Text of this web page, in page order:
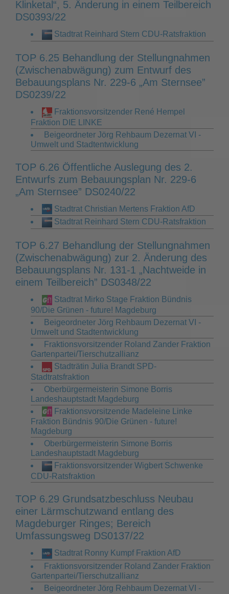
Klinketal“, 5. Änderung in einem Teilbereich
DS0393/22
Stadtrat Reinhard Stern CDU-Ratsfraktion
TOP 6.25 Behandlung der Stellungnahmen
(Zwischenabwägung) zum Entwurf des
Bebauungsplans Nr. 229-6 „Am Sternsee”
DS0239/22
Fraktionsvorsitzender René Hempel
Fraktion DIE LINKE
Beigeordneter Jörg Rehbaum Dezernat VI -
Umwelt und Stadtentwicklung
TOP 6.26 Öffentliche Auslegung des 2.
Entwurfs zum Bebauungsplan Nr. 229-6
„Am Sternsee” DS0240/22
Stadtrat Christian Mertens Fraktion AfD
Stadtrat Reinhard Stern CDU-Ratsfraktion
TOP 6.27 Behandlung der Stellungnahmen
(Zwischenabwägung) zur 2. Änderung des
Bebauungsplans Nr. 131-1 „Nachtweide in
einem Teilbereich” DS0348/22
Stadtrat Mirko Stage Fraktion Bündnis
90/Die Grünen - future! Magdeburg
Beigeordneter Jörg Rehbaum Dezernat VI -
Umwelt und Stadtentwicklung
Fraktionsvorsitzender Roland Zander Fraktion
Gartenpartei/Tierschutzallianz
Stadträtin Julia Brandt SPD-
Stadtratsfraktion
Oberbürgermeisterin Simone Borris
Landeshauptstadt Magdeburg
Fraktionsvorsitzende Madeleine Linke
Fraktion Bündnis 90/Die Grünen - future!
Magdeburg
Oberbürgermeisterin Simone Borris
Landeshauptstadt Magdeburg
Fraktionsvorsitzender Wigbert Schwenke
CDU-Ratsfraktion
TOP 6.29 Grundsatzbeschluss Neubau
einer Lärmschutzwand entlang des
Magdeburger Ringes; Bereich
Umfassungsweg DS0137/22
Stadtrat Ronny Kumpf Fraktion AfD
Fraktionsvorsitzender Roland Zander Fraktion
Gartenpartei/Tierschutzallianz
Beigeordneter Jörg Rehbaum Dezernat VI -